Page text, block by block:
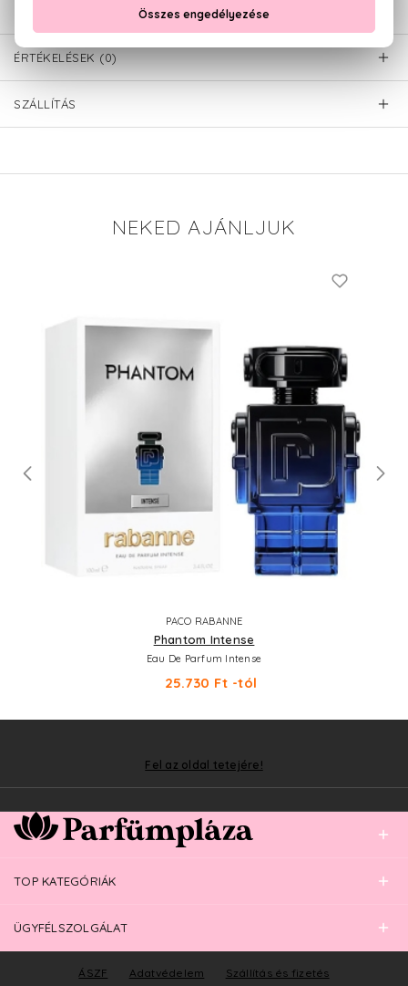
LEÍRÁS
ÉRTÉKELÉSEK (0)
SZÁLLÍTÁS
NEKED AJÁNLJUK
PACO RABANNE
Phantom Intense
Eau De Parfum Intense
25.730 Ft -tól
Fel az oldal tetejére!
TOP KATEGÓRIÁK
ÜGYFÉLSZOLGÁLAT
ÁSZF Adatvédelem Szállítás és fizetés